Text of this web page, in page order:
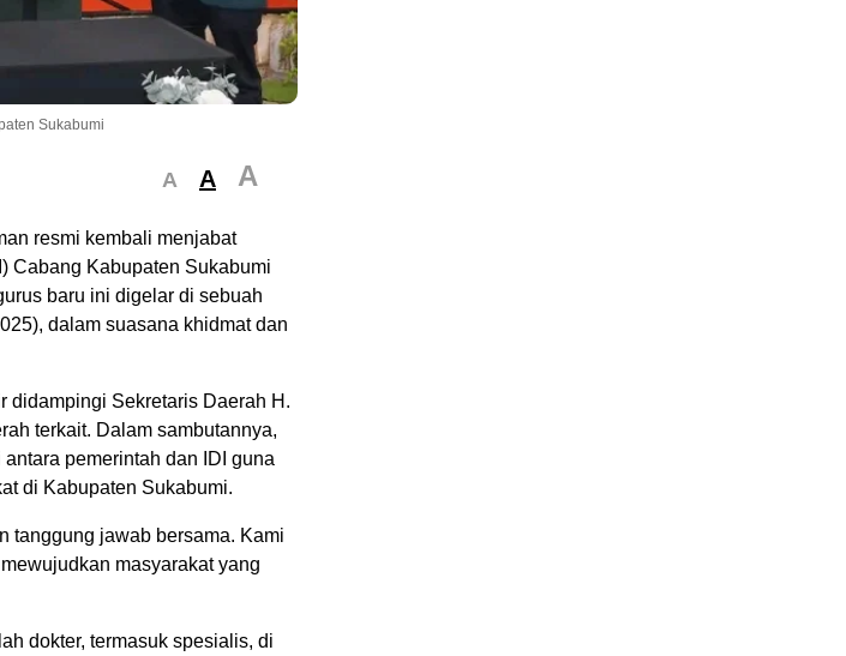
Sukabumi
A A A
resmi kembali menjabat
Cabang Kabupaten Sukabumi
baru ini digelar di sebuah
dalam suasana khidmat dan
didampingi Sekretaris Daerah H.
terkait. Dalam sambutannya,
pemerintah dan IDI guna
di Kabupaten Sukabumi.
tanggung jawab bersama. Kami
masyarakat yang
dokter, termasuk spesialis, di